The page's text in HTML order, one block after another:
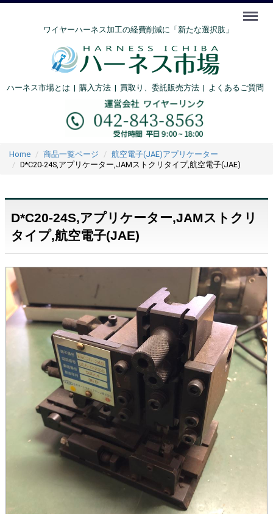
ワイヤーハーネス加工の経費削減に「新たな選択肢」
ハーネス市場とは | 購入方法| 買取り、委託販売方法 | よくあるご質問
Menu
Home 商品一覧ページ
航空電子(JAE)アプリケーター
D*C20-24S,アプリケーター,JAMストクリタイプ,航空電子(JAE)
D*C20-24S,アプリケーター,JAMストクリ
タイプ,航空電子(JAE)